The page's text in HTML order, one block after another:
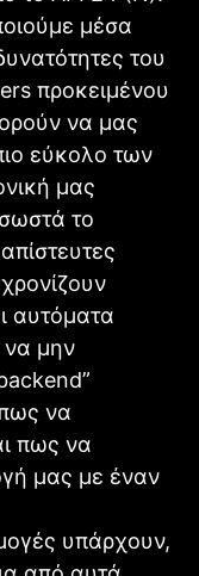
μέσα
του
προκειμένου
να μας
εύκολο των
μας
το
αυτόματα
να μην
να
πως να
μας με έναν
υπάρχουν,